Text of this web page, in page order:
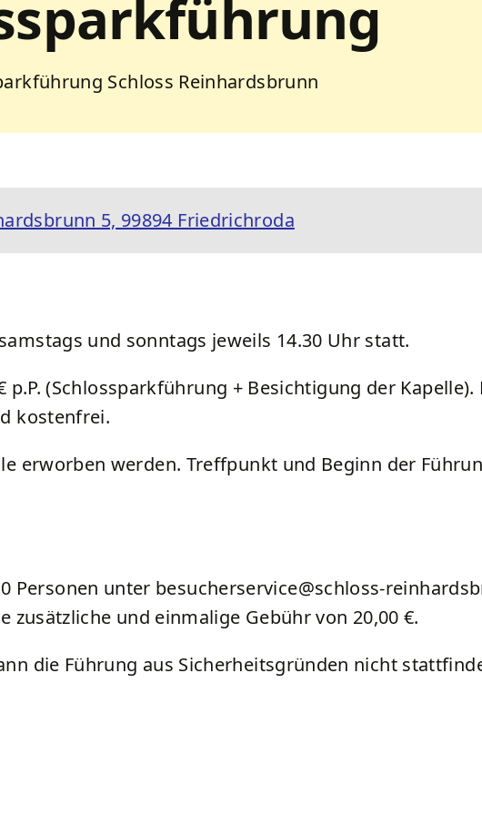
5, 99894 Friedrichroda
und sonntags jeweils 14.30 Uhr statt.
(Schlossparkführung + Besichtigung der Kapelle).
kostenfrei.
erworben werden. Treffpunkt und Beginn der
unter besucherservice@schloss-
und einmalige Gebühr von 20,00 €.
die Führung aus Sicherheitsgründen nicht